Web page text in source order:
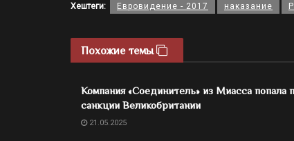
Хештеги: Евровидение - 2017 наказание
Похожие темы
Компания «Соединитель» из Миасса попала
санкции Великобритании
21.05.2025